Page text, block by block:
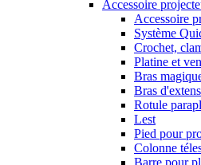
Accessoire
Accessoire
Système
Crochet,
Platine et
Bras
Bras
Rotule
Lest
Pied pour
Colonne
Barre pour